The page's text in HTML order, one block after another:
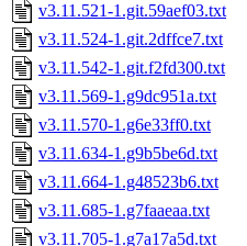
v3.11.521-1.git.59aef03.txt
v3.11.524-1.git.2dffce7.txt
v3.11.542-1.git.f2fd300.txt
v3.11.569-1.g9dc951a.txt
v3.11.570-1.g6e33ff0.txt
v3.11.634-1.g9b5be6d.txt
v3.11.664-1.g48523b6.txt
v3.11.685-1.g7faaeaa.txt
v3.11.705-1.g7a17a5d.txt